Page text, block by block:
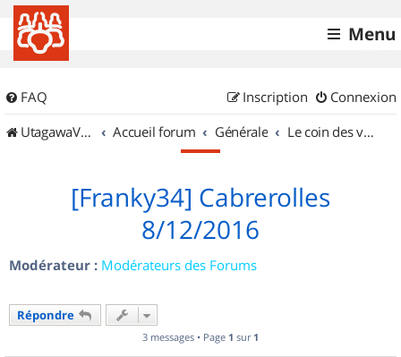
Menu
FAQ Connexion
Inscription
UtagawaVTT (Randos VTT et VTTAE avec traces GPS)
Accueil forum Générale Le coin des vidéastes
[Franky34] Cabrerolles
8/12/2016
Modérateur : Modérateurs des Forums
Répondre
3 messages • Page 1 sur 1